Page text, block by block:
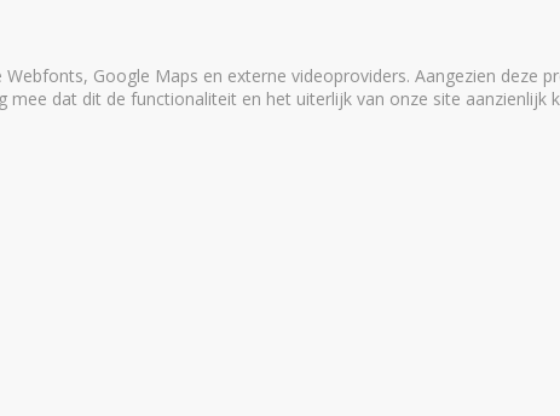
Google Maps en externe videoproviders. Aangezien deze
mee dat dit de functionaliteit en het uiterlijk van onze site aanzienlijk